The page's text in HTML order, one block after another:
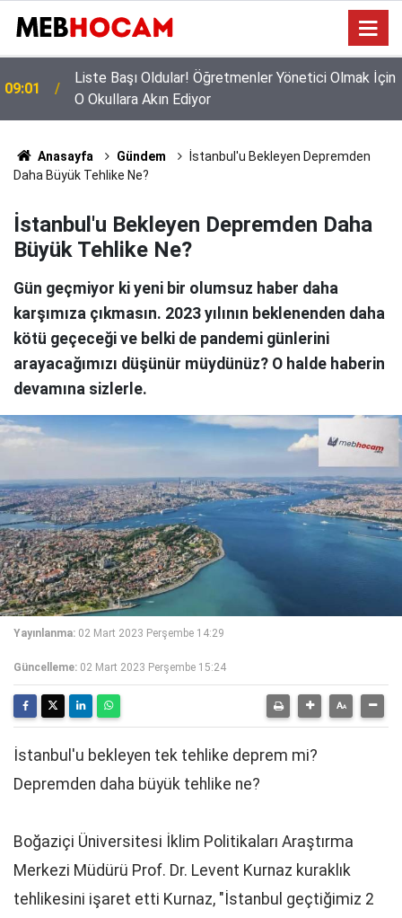
23:02
Mazeret Tayini Yapan Öğretmenler Dikkkat: Bu
Onayı Almayanların Tercihi İptal Olacak!
Anasayfa Gündem
İstanbul'u Bekleyen Depremden
Daha Büyük Tehlike Ne?
İstanbul'u Bekleyen Depremden Daha
Büyük Tehlike Ne?
Gün geçmiyor ki yeni bir olumsuz haber daha
karşımıza çıkmasın. 2023 yılının beklenenden daha
kötü geçeceği ve belki de pandemi günlerini
arayacağımızı düşünür müydünüz? O halde haberin
devamına sizlerle.
Yayınlanma: 02 Mart 2023 Perşembe 14:29
Güncelleme: 02 Mart 2023 Perşembe 15:24
İstanbul'u bekleyen tek tehlike deprem mi?
Depremden daha büyük tehlike ne?
Boğaziçi Üniversitesi İklim Politikaları Araştırma
Merkezi Müdürü Prof. Dr. Levent Kurnaz kuraklık
tehlikesini işaret etti Kurnaz, "İstanbul geçtiğimiz 2